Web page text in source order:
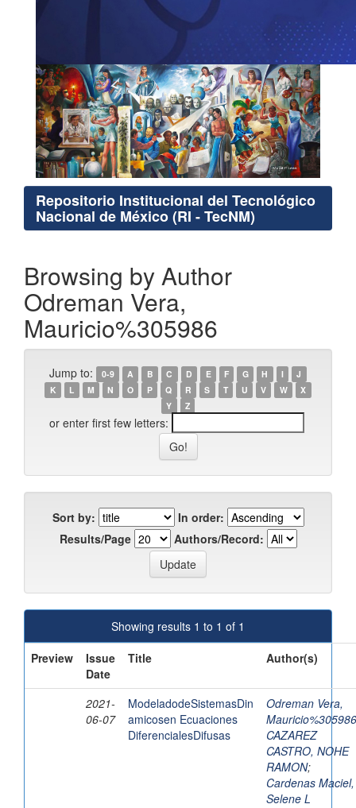
Repositorio Institucional del Tecnológico
Nacional de México (RI - TecNM)
Browsing by Author
Odreman Vera,
Mauricio%305986
Jump to: 0-9 A B C D E F G H I
J
K
L M N O P Q R S T U V W
X
Y
Z
or enter first few letters:
Sort by:
In order:
Results/Page
Authors/Record:
Showing results 1 to 1 of 1
Preview
Issue
Date
Title Author(s)
2021-
06-07
ModeladodeSistemasDin
amicosen Ecuaciones
DiferencialesDifusas
Odreman Vera,
Mauricio%305986
CAZAREZ
CASTRO, NOHE
RAMON;
Cardenas Maciel,
Selene L